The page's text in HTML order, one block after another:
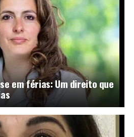
em férias: Um direito que